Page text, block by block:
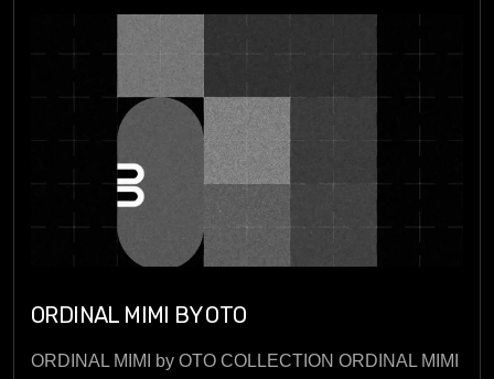
ORDINAL MIMI BY OTO
ORDINAL MIMI by OTO COLLECTION ORDINAL MIMI